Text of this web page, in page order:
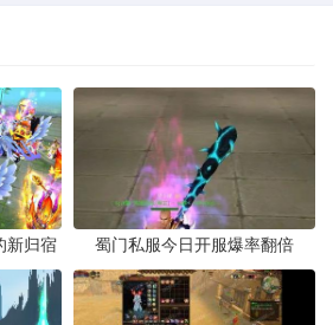
新归宿 蜀门私服今日开服爆率翻倍